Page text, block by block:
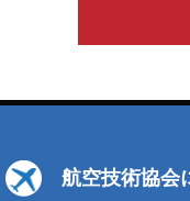
航空技術協会